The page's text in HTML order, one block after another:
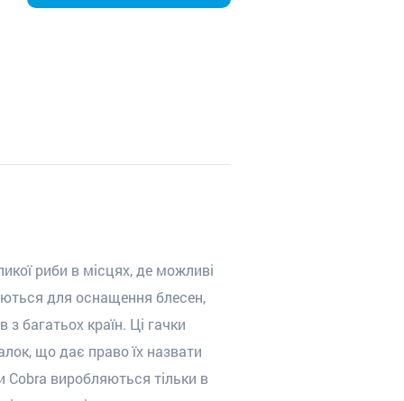
риби в місцях, де можливі
для оcнащення блеcен,
багатьох країн. Ці гачки
що дає право їх назвати
Cobra виробляються тільки в